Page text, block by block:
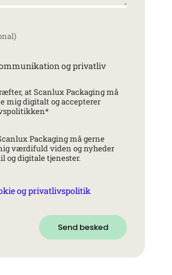
og privatliv
at Scanlux Packaging må
mig digitalt og accepterer
*
Packaging må gerne
værdifuld viden og nyheder
og digitale tjenester.
og privatlivspolitik
Send besked